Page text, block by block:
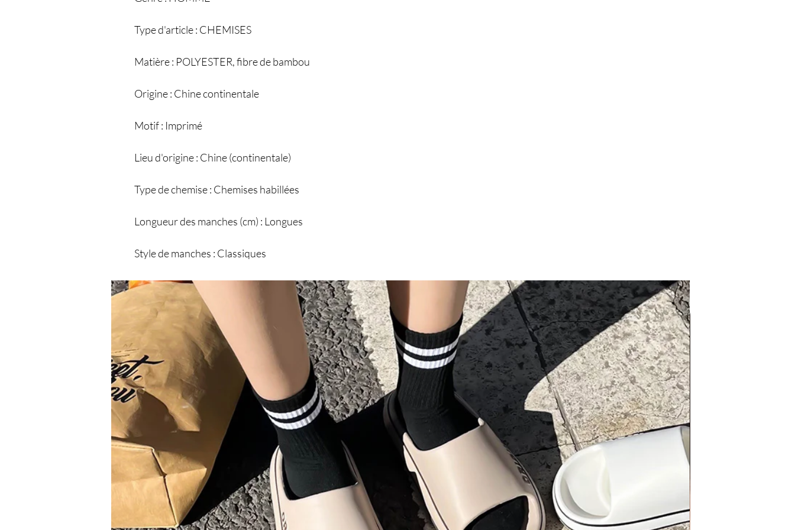
Type d'article : CHEMISES
Matière : POLYESTER, fibre de bambou
Origine : Chine continentale
Motif : Imprimé
Lieu d'origine : Chine (continentale)
Type de chemise : Chemises habillées
Longueur des manches (cm) : Longues
Style de manches : Classiques
Style : Décontracté